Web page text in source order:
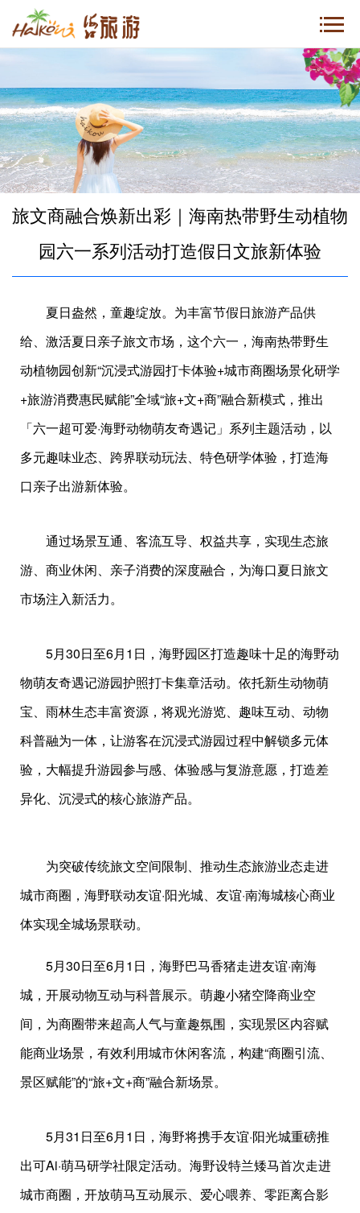
旅文商融合焕新出彩｜海南热带野生动植物
园六一系列活动打造假日文旅新体验
夏日盎然，童趣绽放。为丰富节假日旅游产品供
给、激活夏日亲子旅文市场，这个六一，海南热带野生
动植物园创新“沉浸式游园打卡体验+城市商圈场景化研学
+旅游消费惠民赋能”全域“旅+文+商”融合新模式，推出
「六一超可爱·海野动物萌友奇遇记」系列主题活动，以
多元趣味业态、跨界联动玩法、特色研学体验，打造海
口亲子出游新体验。
通过场景互通、客流互导、权益共享，实现生态旅
游、商业休闲、亲子消费的深度融合，为海口夏日旅文
市场注入新活力。
5月30日至6月1日，海野园区打造趣味十足的海野动
物萌友奇遇记游园护照打卡集章活动。依托新生动物萌
宝、雨林生态丰富资源，将观光游览、趣味互动、动物
科普融为一体，让游客在沉浸式游园过程中解锁多元体
验，大幅提升游园参与感、体验感与复游意愿，打造差
异化、沉浸式的核心旅游产品。
为突破传统旅文空间限制、推动生态旅游业态走进
城市商圈，海野联动友谊·阳光城、友谊·南海城核心商业
体实现全城场景联动。
5月30日至6月1日，海野巴马香猪走进友谊·南海
城，开展动物互动与科普展示。萌趣小猪空降商业空
间，为商圈带来超高人气与童趣氛围，实现景区内容赋
能商业场景，有效利用城市休闲客流，构建“商圈引流、
景区赋能”的“旅+文+商”融合新场景。
5月31日至6月1日，海野将携手友谊·阳光城重磅推
出可Ai·萌马研学社限定活动。海野设特兰矮马首次走进
城市商圈，开放萌马互动展示、爱心喂养、零距离合影